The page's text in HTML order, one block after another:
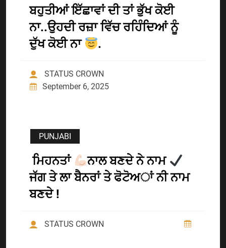
ਬਹੁਤੀਆਂ ਇੱਛਾਵਾਂ ਦੀ ਤਾਂ ਭੁੱਖ ਕੋਈ
ਨਾ..ਉਹਦੀ ਰਜ਼ਾ ਵਿੱਚ ਰਹਿੰਦਿਆਂ ਨੂੰ
ਦੁੱਖ ਕੋਈ ਨਾ
.
STATUS CROWN
September 6, 2025
PUNJABI
ਮਿਹਨਤਾਂ
ਨਾਲ ਬਣਦੇ ਨੇ ਨਾਮ
ਜੱਗ ਤੇ ਲਾ ਬੈਨਰਾਂ ਤੇ ਫੋਟੋਅਾਂ ਨੀ ਨਾਮ
ਬਣਦੇ !
STATUS CROWN